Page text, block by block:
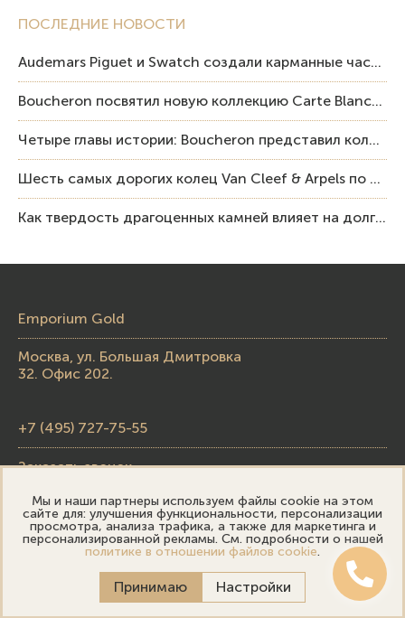
ПОСЛЕДНИЕ НОВОСТИ
Audemars Piguet и Swatch создали карманные часы в эстетике Royal Oak и Pop Art
Boucheron посвятил новую коллекцию Carte Blanche Human Being человеку и силе мастерства
Четыре главы истории: Boucheron представил коллекцию «Nom: Boucheron, Prénom: Frédéric»
Шесть самых дорогих колец Van Cleef & Arpels по итогам аукционов Sotheby’s
Как твердость драгоценных камней влияет на долговечность ювелирных изделий
Emporium Gold
Москва, ул. Большая Дмитровка
32. Офис 202.
+7 (495) 727-75-55
Заказать звонок
skupka@emporiumgold.com
sale@emporiumgold.com
Режим работы:
Мы и наши партнеры используем файлы cookie на этом
сайте для: улучшения функциональности, персонализации
просмотра, анализа трафика, а также для маркетинга и
персонализированной рекламы. См. подробности о нашей
политике в отношении файлов cookie.
Принимаю Настройки